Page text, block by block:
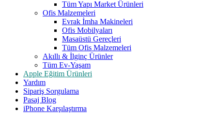
Tüm Yapı Market Ürünleri
Ofis Malzemeleri
Evrak İmha Makineleri
Ofis Mobilyaları
Masaüstü Gereçleri
Tüm Ofis Malzemeleri
Akıllı & İlginç Ürünler
Tüm Ev-Yaşam
Apple Eğitim Ürünleri
Yardım
Sipariş Sorgulama
Pasaj Blog
iPhone Karşılaştırma